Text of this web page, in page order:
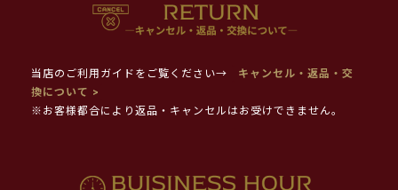
当店のご利用ガイドをご覧ください→
キャンセル・返品・交
換について >
※お客様都合により返品・キャンセルはお受けできません。